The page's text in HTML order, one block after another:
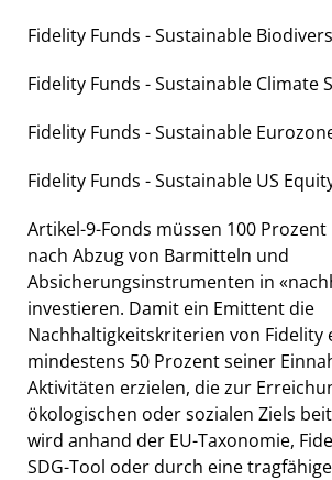
Fidelity Funds - Sustainable
Fidelity Funds - Sustainable Climate
Fidelity Funds - Sustainable
Fidelity Funds - Sustainable US
Artikel-9-Fonds müssen 100
nach Abzug von Barmitteln und
Absicherungsinstrumenten in
investieren. Damit ein Emittent die
Nachhaltigkeitskriterien von Fidelity
mindestens 50 Prozent seiner
Aktivitäten erzielen, die zur
ökologischen oder sozialen Ziels
wird anhand der EU-Taxonomie,
SDG-Tool oder durch eine